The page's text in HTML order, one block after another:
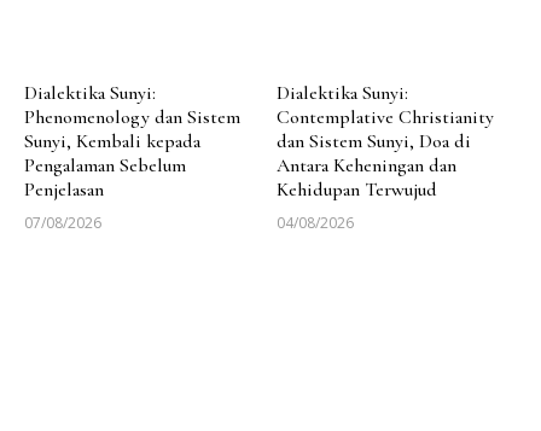
Dialektika Sunyi:
Phenomenology dan Sistem
Sunyi, Kembali kepada
Pengalaman Sebelum
Penjelasan
07/08/2026
Dialektika Sunyi:
Contemplative Christianity
dan Sistem Sunyi, Doa di
Antara Keheningan dan
Kehidupan Terwujud
04/08/2026